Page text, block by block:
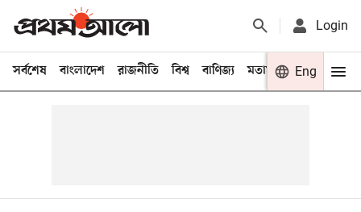
Login
সর্বশেষ বাংলাদেশ রাজনীতি বিশ্ব বাণিজ্য মতামত খেলা
Eng